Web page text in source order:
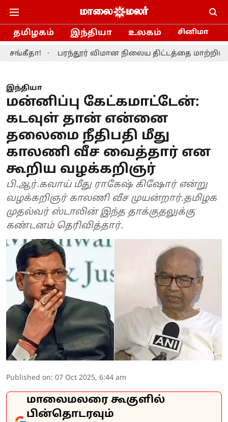
தமிழகம் இந்தியா உலகம் சினிமா
பரந்தூர் விமான நிலைய திட்டத்தை மாற்றியமைக்க
இந்தியா
மன்னிப்பு கேட்கமாட்டேன்:
கடவுள் தான் என்னை
தலைமை நீதிபதி மீது
காலணி வீச வைத்தார் என
கூறிய வழக்கறிஞர்
பி.ஆர்.கவாய் மீது ராகேஷ் கிஷோர் என்று
வழக்கறிஞர் காலணி வீச முயன்றார்.தமிழக
முதல்வர் ஸ்டாலின் இந்த தாக்குதலுக்கு
கண்டனம் தெரிவித்தார்.
Published on: 07 Oct 2025, 6:44 am
மாலைமலரை கூகுளில்
பின்தொடரவும்